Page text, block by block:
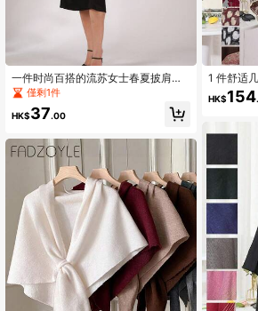
一件时尚百搭的流苏女士春夏披肩斗
篷，适合多种场合搭配连衣裙。
僅剩1件
HK$37.00
1 件舒适
HK$154